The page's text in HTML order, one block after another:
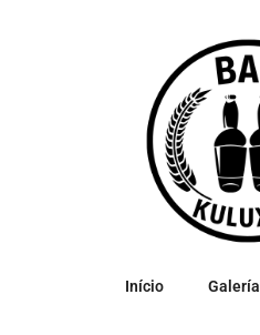
Início Galería